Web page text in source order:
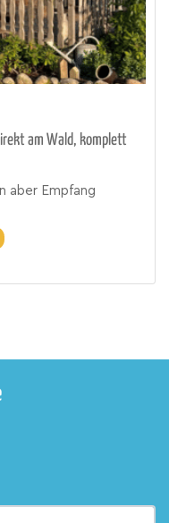
am Wald, komplett
aber Empfang